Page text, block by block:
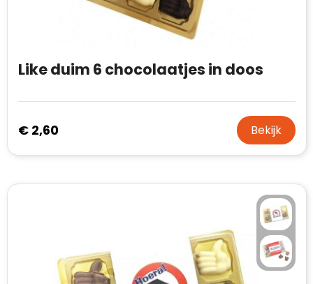
Like duim 6 chocolaatjes in doos
€ 2,60 Bekijk